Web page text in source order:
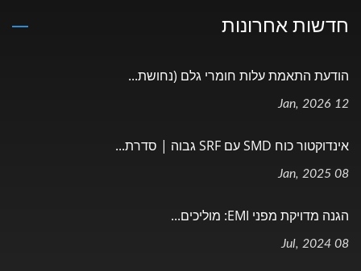
חדשות אחרונות
הודעת התאמת עלות חומרי גלם (נחושת...
12 Jan, 2026
אינדוקטור כוח SMD עם SRF גבוה | סדרת...
08 Jan, 2025
הגנה מדויקת מפני EMI: מוליכים...
08 Jul, 2024